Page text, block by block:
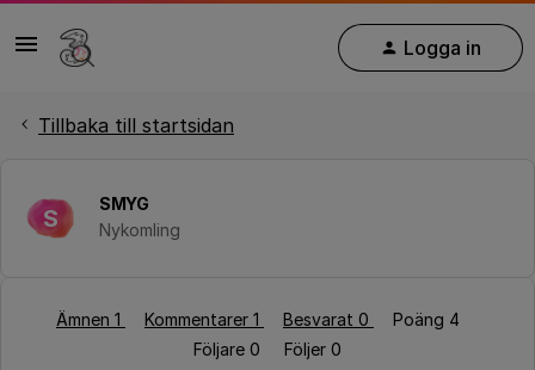
Logga in
Tillbaka till startsidan
S
SMYG
Nykomling
Ämnen 1 Kommentarer 1 Besvarat 0
Poäng 4
Följare 0 Följer 0